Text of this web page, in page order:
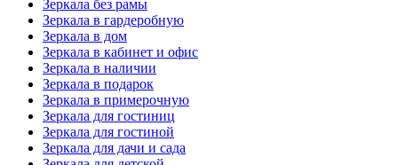
Зеркала без рамы
Зеркала в гардеробную
Зеркала в дом
Зеркала в кабинет и офис
Зеркала в наличии
Зеркала в подарок
Зеркала в примерочную
Зеркала для гостиниц
Зеркала для гостиной
Зеркала для дачи и сада